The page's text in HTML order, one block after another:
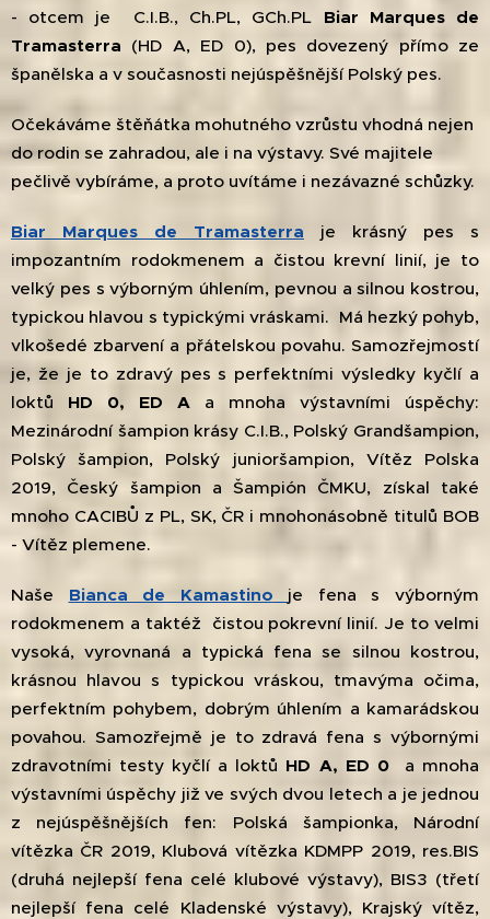
- otcem je C.I.B., Ch.PL, GCh.PL Biar Marques de
Tramasterra (HD A, ED 0), pes dovezený přímo ze
španělska a v současnosti nejúspěšnější Polský pes.
Očekáváme štěňátka mohutného vzrůstu vhodná nejen
do rodin se zahradou, ale i na výstavy. Své majitele
pečlivě vybíráme, a proto uvítáme i nezávazné schůzky.
Biar Marques de Tramasterra
je krásný pes s
impozantním rodokmenem a čistou krevní linií, je to
velký pes s výborným úhlením, pevnou a silnou kostrou,
typickou hlavou s typickými vráskami. Má hezký pohyb,
vlkošedé zbarvení a přátelskou povahu. Samozřejmostí
je, že je to zdravý pes s perfektními výsledky kyčlí a
loktů HD 0, ED A a mnoha výstavními úspěchy:
Mezinárodní šampion krásy C.I.B., Polský Grandšampion,
Polský šampion, Polský junioršampion, Vítěz Polska
2019, Český šampion a Šampión ČMKU, získal také
mnoho CACIBŮ z PL, SK, ČR i mnohonásobně titulů BOB
- Vítěz plemene.
Naše Bianca de Kamastino
je fena s výborným
rodokmenem a taktéž čistou pokrevní linií. Je to velmi
vysoká, vyrovnaná a typická fena se silnou kostrou,
krásnou hlavou s typickou vráskou, tmavýma očima,
perfektním pohybem, dobrým úhlením a kamarádskou
povahou. Samozřejmě je to zdravá fena s výbornými
zdravotními testy kyčlí a loktů HD A, ED 0a mnoha
výstavními úspěchy již ve svých dvou letech a je jednou
z nejúspěšnějších fen: Polská šampionka, Národní
vítězka ČR 2019, Klubová vítězka KDMPP 2019, res.BIS
(druhá nejlepší fena celé klubové výstavy), BIS3 (třetí
nejlepší fena celé Kladenské výstavy), Krajský vítěz,